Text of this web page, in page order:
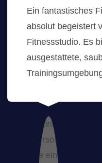
Ein fantastisches
absolut begeistert
Fitnessstudio. Es
ausgestattete,